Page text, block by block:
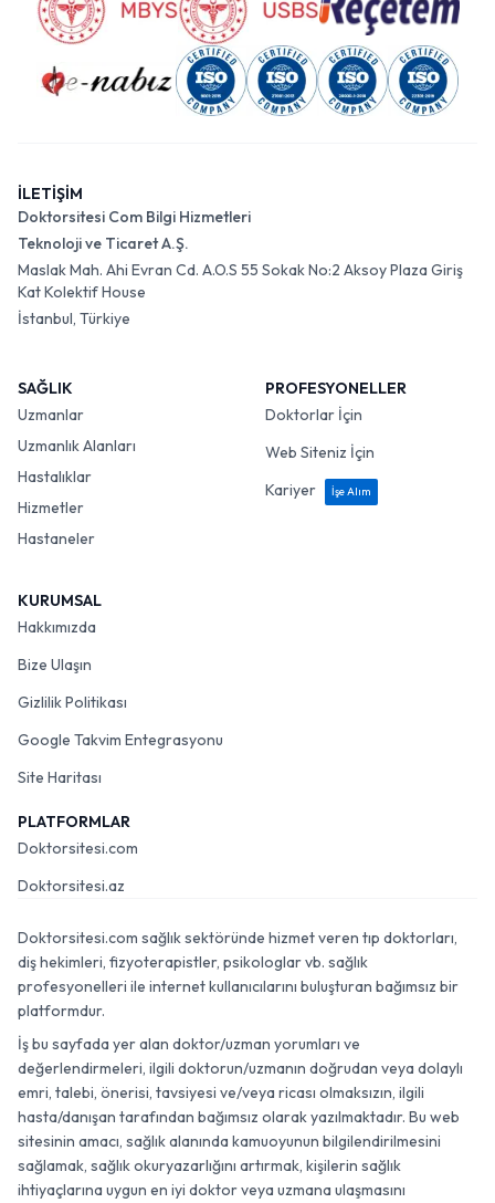
İLETİŞİM
Doktorsitesi Com Bilgi Hizmetleri
Teknoloji ve Ticaret A.Ş.
Maslak Mah. Ahi Evran Cd. A.O.S 55 Sokak No:2 Aksoy Plaza Giriş
Kat Kolektif House
İstanbul, Türkiye
SAĞLIK
Uzmanlar
Uzmanlık Alanları
Hastalıklar
Hizmetler
Hastaneler
PROFESYONELLER
Doktorlar İçin
Web Siteniz İçin
Kariyer
İşe Alım
KURUMSAL
Hakkımızda
Bize Ulaşın
Gizlilik Politikası
Google Takvim Entegrasyonu
Site Haritası
PLATFORMLAR
Doktorsitesi.com
Doktorsitesi.az
Doktorsitesi.com sağlık sektöründe hizmet veren tıp doktorları,
diş hekimleri, fizyoterapistler, psikologlar vb. sağlık
profesyonelleri ile internet kullanıcılarını buluşturan bağımsız bir
platformdur.
İş bu sayfada yer alan doktor/uzman yorumları ve
değerlendirmeleri, ilgili doktorun/uzmanın doğrudan veya dolaylı
emri, talebi, önerisi, tavsiyesi ve/veya ricası olmaksızın, ilgili
hasta/danışan tarafından bağımsız olarak yazılmaktadır. Bu web
sitesinin amacı, sağlık alanında kamuoyunun bilgilendirilmesini
sağlamak, sağlık okuryazarlığını artırmak, kişilerin sağlık
ihtiyaçlarına uygun en iyi doktor veya uzmana ulaşmasını